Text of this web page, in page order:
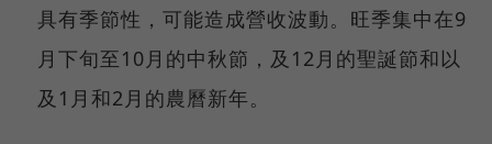
具有季節性，可能造成營收波動。旺季集中在9
月下旬至10月的中秋節，及12月的聖誕節和以
及1月和2月的農曆新年。